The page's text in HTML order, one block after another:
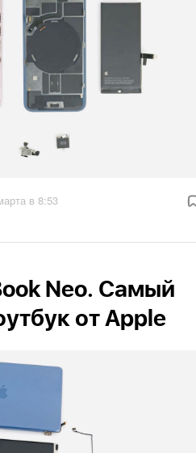
в 8:53
Neo. Самый
от Apple